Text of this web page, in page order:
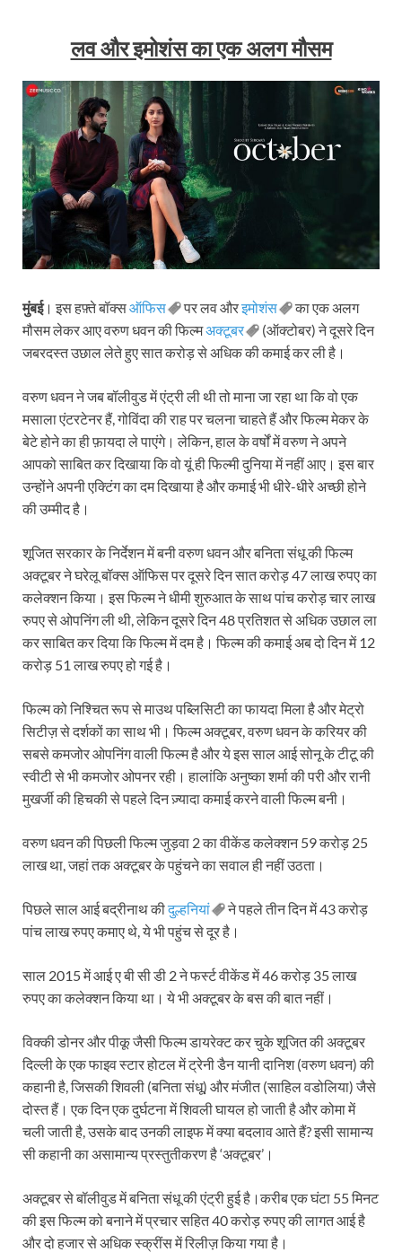
लव और इमोशंस का एक अलग मौसम
मुंबई। इस हफ़्ते बॉक्सऑफिस पर लव औरइमोशंस
का एक अलग
मौसम लेकर आए वरुण धवन की फिल्मअक्टूबर
(ऑक्टोबर) ने दूसरे दिन
जबरदस्त उछाल लेते हुए सात करोड़ से अधिक की कमाई कर ली है।
वरुण धवन ने जब बॉलीवुड में एंट्री ली थी तो माना जा रहा था कि वो एक
मसाला एंटरटेनर हैं, गोविंदा की राह पर चलना चाहते हैं और फिल्म मेकर के
बेटे होने का ही फ़ायदा ले पाएंगे। लेकिन, हाल के वर्षों में वरुण ने अपने
आपको साबित कर दिखाया कि वो यूं ही फिल्मी दुनिया में नहीं आए। इस बार
उन्होंने अपनी एक्टिंग का दम दिखाया है और कमाई भी धीरे-धीरे अच्छी होने
की उम्मीद है।
शूजित सरकार के निर्देशन में बनी वरुण धवन और बनिता संधू की फिल्म
अक्टूबर ने घरेलू बॉक्स ऑफिस पर दूसरे दिन सात करोड़ 47 लाख रुपए का
कलेक्शन किया। इस फिल्म ने धीमी शुरुआत के साथ पांच करोड़ चार लाख
रुपए से ओपनिंग ली थी, लेकिन दूसरे दिन 48 प्रतिशत से अधिक उछाल ला
कर साबित कर दिया कि फिल्म में दम है। फिल्म की कमाई अब दो दिन में 12
करोड़ 51 लाख रुपए हो गई है।
फिल्म को निश्चित रूप से माउथ पब्लिसिटी का फायदा मिला है और मेट्रो
सिटीज़ से दर्शकों का साथ भी। फिल्म अक्टूबर, वरुण धवन के करियर की
सबसे कमजोर ओपनिंग वाली फिल्म है और ये इस साल आई सोनू के टीटू की
स्वीटी से भी कमजोर ओपनर रही। हालांकि अनुष्का शर्मा की परी और रानी
मुखर्जी की हिचकी से पहले दिन ज़्यादा कमाई करने वाली फिल्म बनी।
वरुण धवन की पिछली फिल्म जुड़वा 2 का वीकेंड कलेक्शन 59 करोड़ 25
लाख था, जहां तक अक्टूबर के पहुंचने का सवाल ही नहीं उठता।
पिछले साल आई बद्रीनाथ कीदुल्हनियां
ने पहले तीन दिन में 43 करोड़
पांच लाख रुपए कमाए थे, ये भी पहुंच से दूर है।
साल 2015 में आई ए बी सी डी 2 ने फर्स्ट वीकेंड में 46 करोड़ 35 लाख
रुपए का कलेक्शन किया था। ये भी अक्टूबर के बस की बात नहीं।
विक्की डोनर और पीकू जैसी फिल्म डायरेक्ट कर चुके शूजित की अक्टूबर
दिल्ली के एक फाइव स्टार होटल में ट्रेनी डैन यानी दानिश (वरुण धवन) की
कहानी है, जिसकी शिवली (बनिता संधू) और मंजीत (साहिल वडोलिया) जैसे
दोस्त हैं। एक दिन एक दुर्घटना में शिवली घायल हो जाती है और कोमा में
चली जाती है, उसके बाद उनकी लाइफ में क्या बदलाव आते हैं? इसी सामान्य
सी कहानी का असामान्य प्रस्तुतीकरण है ‘अक्टूबर’।
अक्टूबर से बॉलीवुड में बनिता संधू की एंट्री हुई है।करीब एक घंटा 55 मिनट
की इस फिल्म को बनाने में प्रचार सहित 40 करोड़ रुपए की लागत आई है
और दो हजार से अधिक स्क्रींस में रिलीज़ किया गया है।